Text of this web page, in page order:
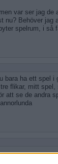
var ser jag de
nu? Behöver jag
spelrum, i så
bara ha ett spel i
flikar, mitt spel,
att se de andra